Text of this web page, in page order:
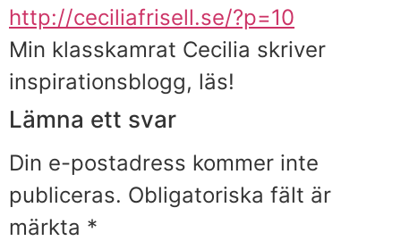
http://ceciliafrisell.se/?p=10
Min klasskamrat Cecilia skriver
inspirationsblogg, läs!
Lämna ett svar
Din e-postadress kommer inte
publiceras. Obligatoriska fält är
märkta *